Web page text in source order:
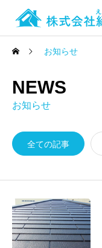
お知らせ
NEWS
お知らせ
全ての記事